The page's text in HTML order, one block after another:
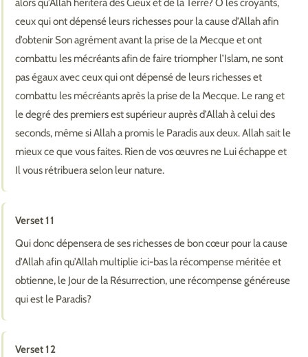
alors qu’Allah héritera des Cieux et de la Terre? Ô les croyants,
ceux qui ont dépensé leurs richesses pour la cause d’Allah afin
d’obtenir Son agrément avant la prise de la Mecque et ont
combattu les mécréants afin de faire triompher l’Islam, ne sont
pas égaux avec ceux qui ont dépensé de leurs richesses et
combattu les mécréants après la prise de la Mecque. Le rang et
le degré des premiers est supérieur auprès d’Allah à celui des
seconds, même si Allah a promis le Paradis aux deux. Allah sait le
mieux ce que vous faites. Rien de vos œuvres ne Lui échappe et
Il vous rétribuera selon leur nature.
Verset 11
Qui donc dépensera de ses richesses de bon cœur pour la cause
d’Allah afin qu’Allah multiplie ici-bas la récompense méritée et
obtienne, le Jour de la Résurrection, une récompense généreuse
qui est le Paradis?
Verset 12